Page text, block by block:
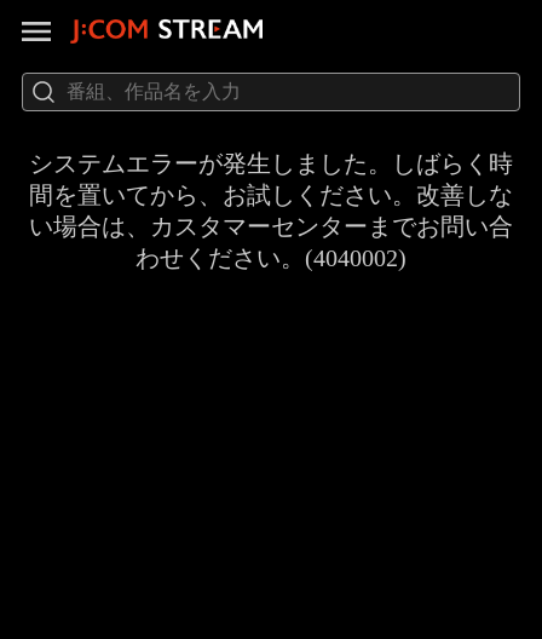
システムエラーが発生しました。しばらく時
間を置いてから、お試しください。改善しな
い場合は、カスタマーセンターまでお問い合
わせください。(4040002)